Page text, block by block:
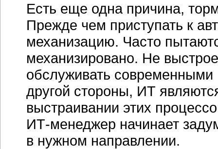
Есть еще одна причина,
Прежде чем приступать к
механизацию. Часто
механизировано. Не
обслуживать
другой стороны, ИТ
выстраивании этих
ИТ-менеджер начинает
в нужном направлении.